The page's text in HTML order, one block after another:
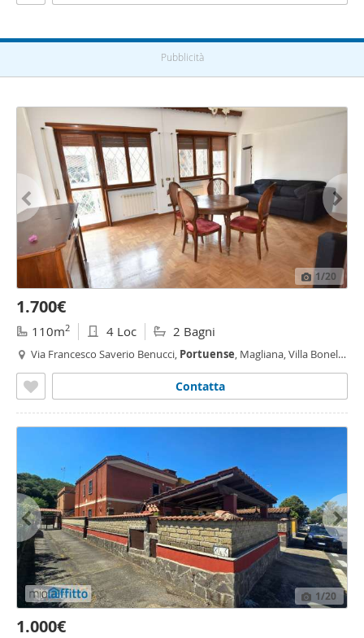
Pubblicità
1/20
1.700€
110m2 4 Loc 2 Bagni
Via Francesco Saverio Benucci, Portuense, Magliana, Villa Bonelli,
Contatta
1/20
1.000€